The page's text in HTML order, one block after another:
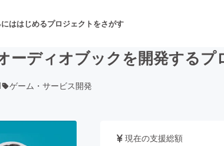
ははじめるプロジェクトをさがす
ーディオブックを開発するプ
ゲーム・サービス開発
現在の支援総額